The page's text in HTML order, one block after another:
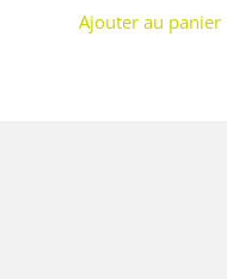
Ajouter au panier